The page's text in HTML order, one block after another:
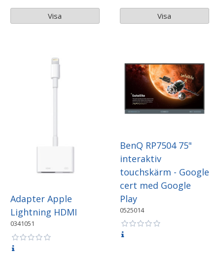
Visa Visa
Adapter Apple
Lightning HDMI
0341051
BenQ RP7504 75"
interaktiv
touchskärm - Google
cert med Google
Play
0525014